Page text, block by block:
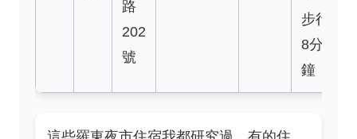
路
202
號
步行
8分
鐘